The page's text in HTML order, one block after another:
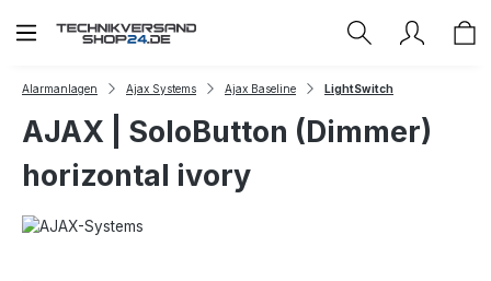
Zum Hauptinhalt springen
Alarmanlagen Ajax Systems Ajax Baseline LightSwitch
AJAX | SoloButton (Dimmer)
horizontal ivory